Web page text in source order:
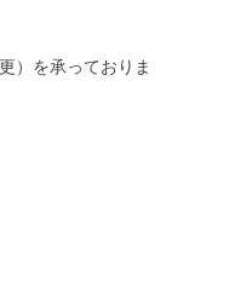
）を承っておりま